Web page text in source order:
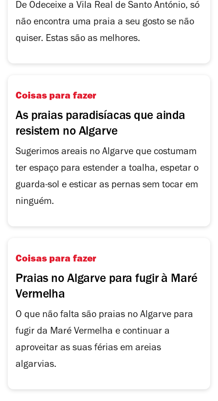
De Odeceixe a Vila Real de Santo António, só
não encontra uma praia a seu gosto se não
quiser. Estas são as melhores.
Coisas para fazer
As praias paradisíacas que ainda
resistem no Algarve
Sugerimos areais no Algarve que costumam
ter espaço para estender a toalha, espetar o
guarda-sol e esticar as pernas sem tocar em
ninguém.
Coisas para fazer
Praias no Algarve para fugir à Maré
Vermelha
O que não falta são praias no Algarve para
fugir da Maré Vermelha e continuar a
aproveitar as suas férias em areias
algarvias.